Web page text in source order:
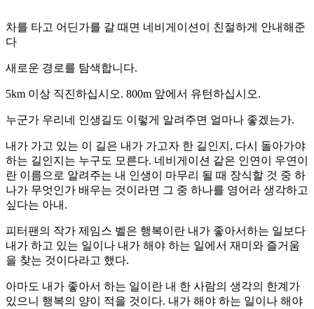
차를 타고 어딘가를 갈 때면 네비게이션이 친절하게 안내해준
다
새로운 경로를 탐색합니다.
5km 이상 직진하십시오. 800m 앞에서 유턴하십시오.
누군가 우리네 인생길도 이렇게 알려주면 얼마나 좋겠는가.
내가 가고 있는 이 길은 내가 가고자 한 길인지, 다시 돌아가야
하는 길인지는 누구도 모른다. 네비게이션 같은 인연이 우연이
란 이름으로 알려주는 내 인생이 마무리 될 때 장식할 것 중 하
나가 무엇인가 배우는 것이라면 그 중 하나를 영어라 생각하고
싶다는 아내.
피터팬의 작가 제임스 벨은 행복이란 내가 좋아서하는 일보다
내가 하고 있는 일이나 내가 해야 하는 일에서 재미와 즐거움
을 찾는 것이다라고 했다.
아마도 내가 좋아서 하는 일이란 내 한 사람의 생각의 한계가
있으니 행복의 양이 적을 것이다. 내가 해야 하는 일이나 해야